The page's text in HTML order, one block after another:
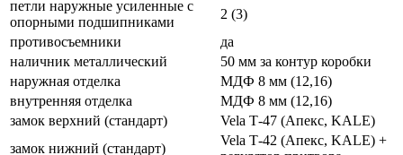
петли наружные усиленные с
опорными подшипниками
2 (3)
противосъемники
да
наличник металлический
50 мм за контур коробки
наружная отделка
МДФ 8 мм (12,16)
внутренняя отделка
МДФ 8 мм (12,16)
замок верхний (стандарт)
Vela Т-47 (Апекс, KALE)
замок нижний (стандарт)
Vela Т-42 (Апекс, KALE) +